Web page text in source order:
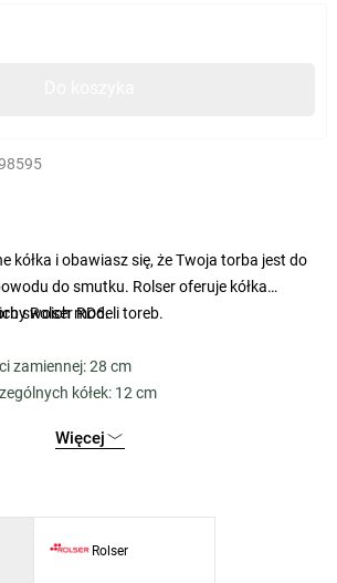
kółka i obawiasz się, że Twoja torba jest do
do smutku. Rolser oferuje kółka
swoich modeli toreb.
Rolser RD6.
zamiennej: 28 cm
kółek: 12 cm
Więcej
Rolser